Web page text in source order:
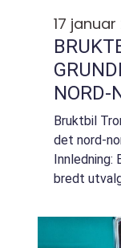
17
NORD-
Bruktbil
det nord-
Innledning:
bredt